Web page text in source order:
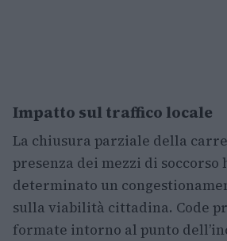
Impatto sul traffico locale
La chiusura parziale della
presenza dei mezzi di soccorso
determinato un
sulla viabilità cittadina. Code
formate intorno al punto